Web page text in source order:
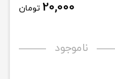
20,000 تومان
ناموجود